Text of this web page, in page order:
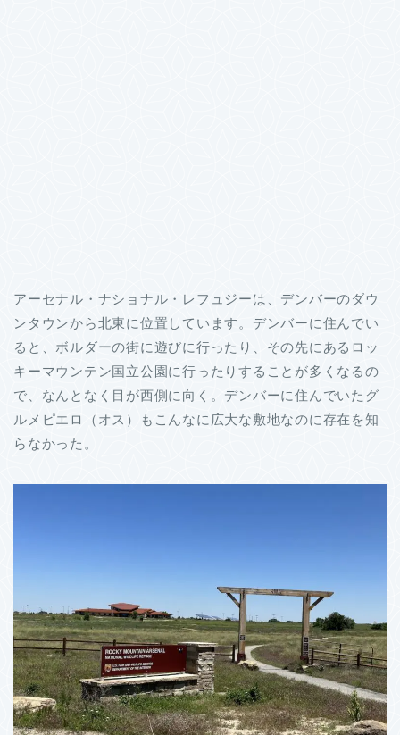
アーセナル・ナショナル・レフュジーは、デンバーのダウ
ンタウンから北東に位置しています。デンバーに住んでい
ると、ボルダーの街に遊びに行ったり、その先にあるロッ
キーマウンテン国立公園に行ったりすることが多くなるの
で、なんとなく目が西側に向く。デンバーに住んでいたグ
ルメピエロ（オス）もこんなに広大な敷地なのに存在を知
らなかった。